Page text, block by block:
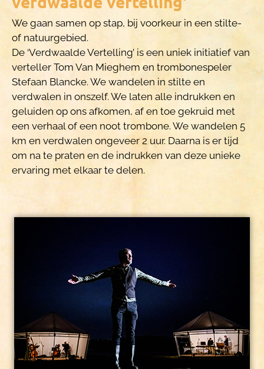
We gaan samen op stap, bij voorkeur in een stilte-
of natuurgebied.
De ‘Verdwaalde Vertelling’ is een uniek initiatief van
verteller Tom Van Mieghem en trombonespeler
Stefaan Blancke. We wandelen in stilte en
verdwalen in onszelf. We laten alle indrukken en
geluiden op ons afkomen, af en toe gekruid met
een verhaal of een noot trombone. We wandelen 5
km en verdwalen ongeveer 2 uur. Daarna is er tijd
om na te praten en de indrukken van deze unieke
ervaring met elkaar te delen.